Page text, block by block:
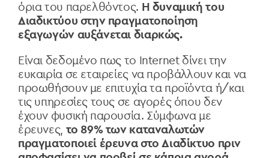
όρια του παρελθόντος. Η δυναμική του
Διαδικτύου στην πραγματοποίηση
εξαγωγών αυξάνεται διαρκώς.
Είναι δεδομένο πως το Internet δίνει την
ευκαιρία σε εταιρείες να προβάλλουν και να
προωθήσουν με επιτυχία τα προϊόντα ή/και
τις υπηρεσίες τους σε αγορές όπου δεν
έχουν φυσική παρουσία. Σύμφωνα με
έρευνες, το 89% των καταναλωτών
πραγματοποιεί έρευνα στο Διαδίκτυο πριν